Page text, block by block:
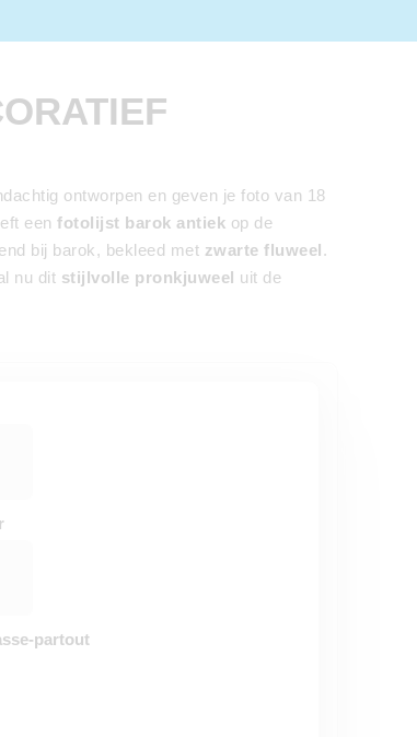
ontworpen en geven je foto van 18
een fotolijst barok antiek op de
bij barok, bekleed met zwarte fluweel.
nu dit stijlvolle pronkjuweel uit de
partout